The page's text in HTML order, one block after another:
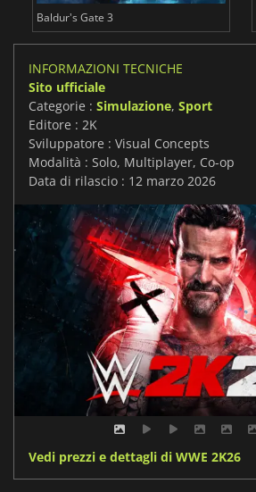
Baldur's Gate 3
INFORMAZIONI TECNICHE
Sito ufficiale
Categorie : Simulazione, Sport
Editore : 2K
Sviluppatore : Visual Concepts
Modalità : Solo, Multiplayer, Co-op
Data di rilascio : 12 marzo 2026
Vedi prezzi e dettagli di WWE 2K26